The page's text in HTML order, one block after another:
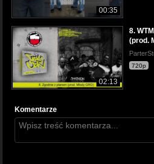
00:35
02:13
8.
(prod.
720p
Komentarze